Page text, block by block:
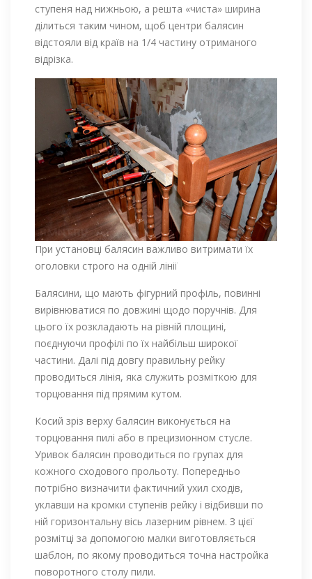
ступеня над нижньою, а решта «чиста» ширина
ділиться таким чином, щоб центри балясин
відстояли від країв на 1/4 частину отриманого
відрізка.
При установці балясин важливо витримати їх
оголовки строго на одній лінії
Балясини, що мають фігурний профіль, повинні
вирівнюватися по довжині щодо поручнів. Для
цього їх розкладають на рівній площині,
поєднуючи профілі по їх найбільш широкої
частини. Далі під довгу правильну рейку
проводиться лінія, яка служить розміткою для
торцювання під прямим кутом.
Косий зріз верху балясин виконується на
торцювання пилі або в прецизионном стусле.
Уривок балясин проводиться по групах для
кожного сходового прольоту. Попередньо
потрібно визначити фактичний ухил сходів,
уклавши на кромки ступенів рейку і відбивши по
ній горизонтальну вісь лазерним рівнем. З цієї
розмітці за допомогою малки виготовляється
шаблон, по якому проводиться точна настройка
поворотного столу пили.